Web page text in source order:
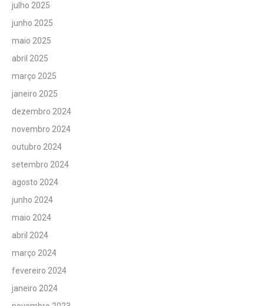
julho 2025
junho 2025
maio 2025
abril 2025
março 2025
janeiro 2025
dezembro 2024
novembro 2024
outubro 2024
setembro 2024
agosto 2024
junho 2024
maio 2024
abril 2024
março 2024
fevereiro 2024
janeiro 2024